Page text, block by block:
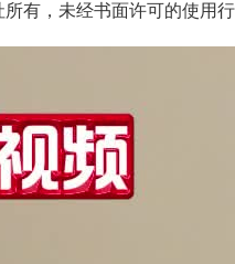
有，未经书面许可的使用